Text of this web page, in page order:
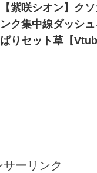
【紫咲シオン】ク
ンク集中線ダッシ
ばりセット草【
サーリンク